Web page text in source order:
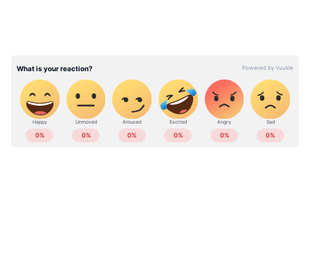
ABOUT THE AUTHOR